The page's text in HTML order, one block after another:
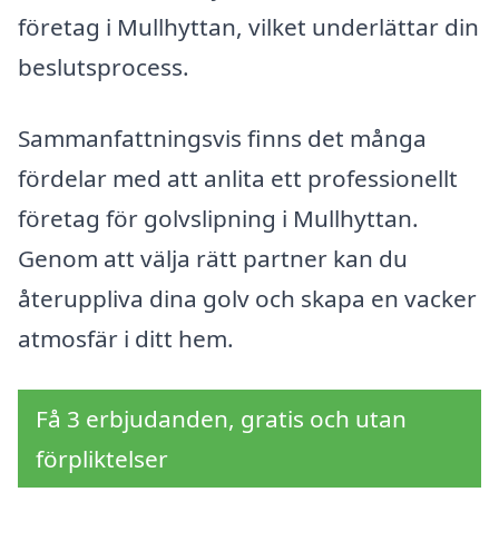
företag i Mullhyttan, vilket underlättar din
beslutsprocess.
Sammanfattningsvis finns det många
fördelar med att anlita ett professionellt
företag för golvslipning i Mullhyttan.
Genom att välja rätt partner kan du
återuppliva dina golv och skapa en vacker
atmosfär i ditt hem.
Få 3 erbjudanden, gratis och utan
förpliktelser